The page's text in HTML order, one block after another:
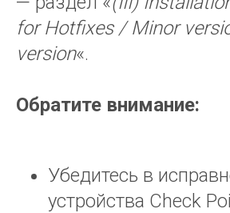
for Hotfixes / Minor
version«.
Обратите внимание:
Убедитесь в
устройства Check